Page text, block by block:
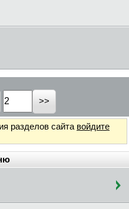
разделов сайта войдите